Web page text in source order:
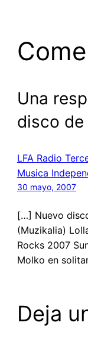
Una
disco de
LFA Radio
Musica
30 mayo, 2007
[…] Nuevo
(Muzikalia)
Rocks 2007
Molko en
Deja